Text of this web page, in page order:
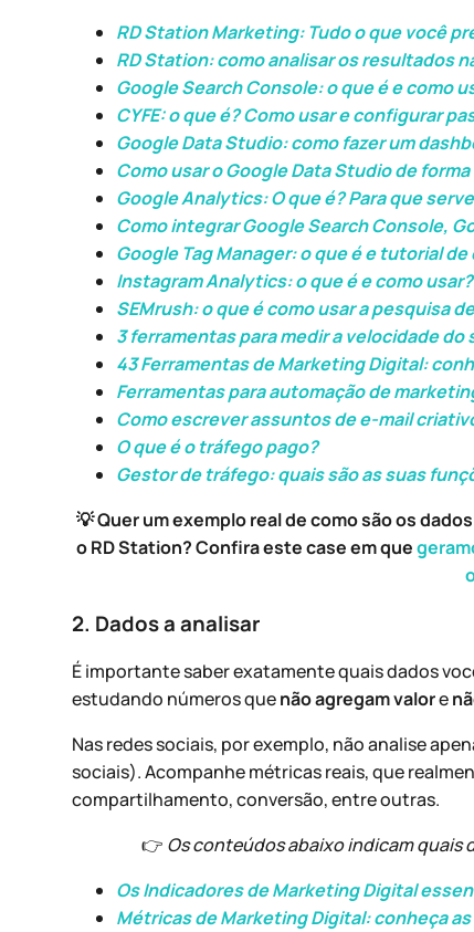
RD Station Marketing: Tudo o que você
RD Station: como analisar os resultados
Google Search Console: o que é e como
CYFE: o que é? Como usar e configurar
Google Data Studio: como fazer um
Como usar o Google Data Studio de
Google Analytics: O que é? Para que
Como integrar Google Search Console,
Google Tag Manager: o que é e tutorial de
Instagram Analytics: o que é e como usar?
SEMrush: o que é como usar a pesquisa
3 ferramentas para medir a velocidade do
43 Ferramentas de Marketing Digital:
Ferramentas para automação de
Como escrever assuntos de e-mail
O que é o tráfego pago?
Gestor de tráfego: quais são as suas
💡 Quer um exemplo real de como são os
o RD Station? Confira este case em que
2. Dados a analisar
É importante saber exatamente quais dados
estudando números quenão agregam valore
Nas redes sociais, por exemplo, não analise
sociais). Acompanhe métricas reais, que
compartilhamento, conversão, entre outras.
👉 Os conteúdos abaixo indicam quais
Os Indicadores de Marketing Digital
Métricas de Marketing Digital: conheça